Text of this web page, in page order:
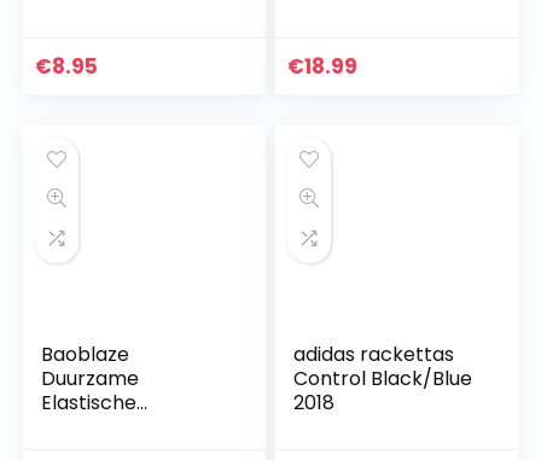
€8.95
Training Sport
€18.99
Baoblaze
Duurzame
Elastische
adidas rackettas
Control Black/Blue
2018